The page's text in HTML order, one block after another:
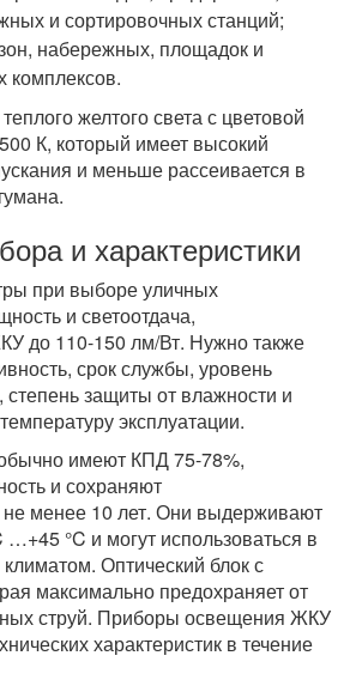
и сортировочных станций;
набережных, площадок и
комплексов.
желтого света с цветовой
К, который имеет высокий
и меньше рассеивается в
и характеристики
при выборе уличных
и светоотдача,
до 110-150 лм/Вт. Нужно также
срок службы, уровень
степень защиты от влажности и
эксплуатации.
имеют КПД 75-78%,
и сохраняют
не менее 10 лет. Они выдерживают
…+45 °C и могут использоваться в
Оптический блок с
максимально предохраняет от
струй. Приборы освещения ЖКУ
характеристик в течение